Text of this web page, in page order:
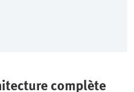
complète